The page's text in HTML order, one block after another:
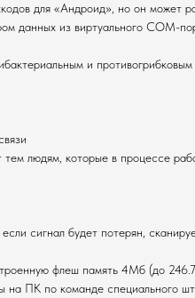
для «Андроид», но он может
данных из виртуального СОМ-
и
людям, которые в процессе
сигнал будет потерян,
флеш память 4Мб (до
на ПК по команде специального